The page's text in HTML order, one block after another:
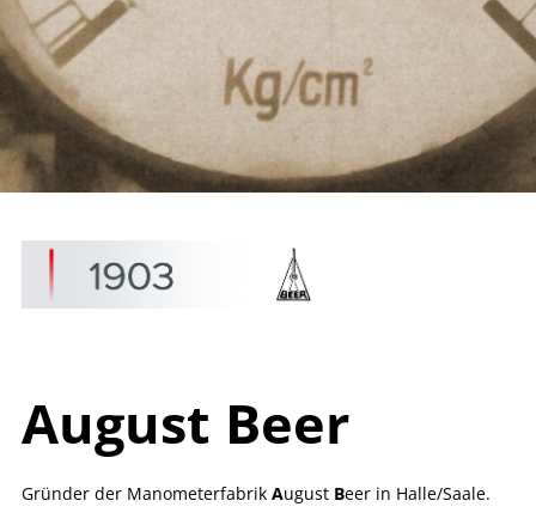
August Beer
Gründer der Manometerfabrik August Beer in Halle/Saale.